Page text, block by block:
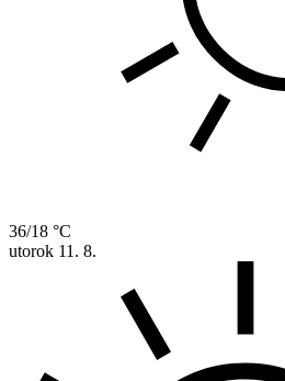
36/18 °C
utorok 11. 8.